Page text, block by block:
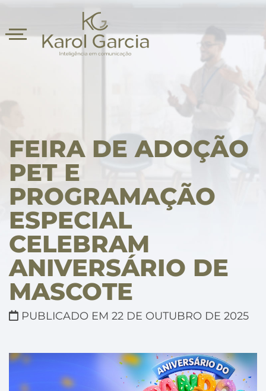
FEIRA DE ADOÇÃO
PET E
PROGRAMAÇÃO
ESPECIAL
CELEBRAM
ANIVERSÁRIO DE
MASCOTE
PUBLICADO EM 22 DE OUTUBRO DE 2025